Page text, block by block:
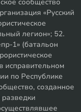
сообщество
«Русский
легион»; 52.
1» (батальон
исправительном
по Республике
созданное